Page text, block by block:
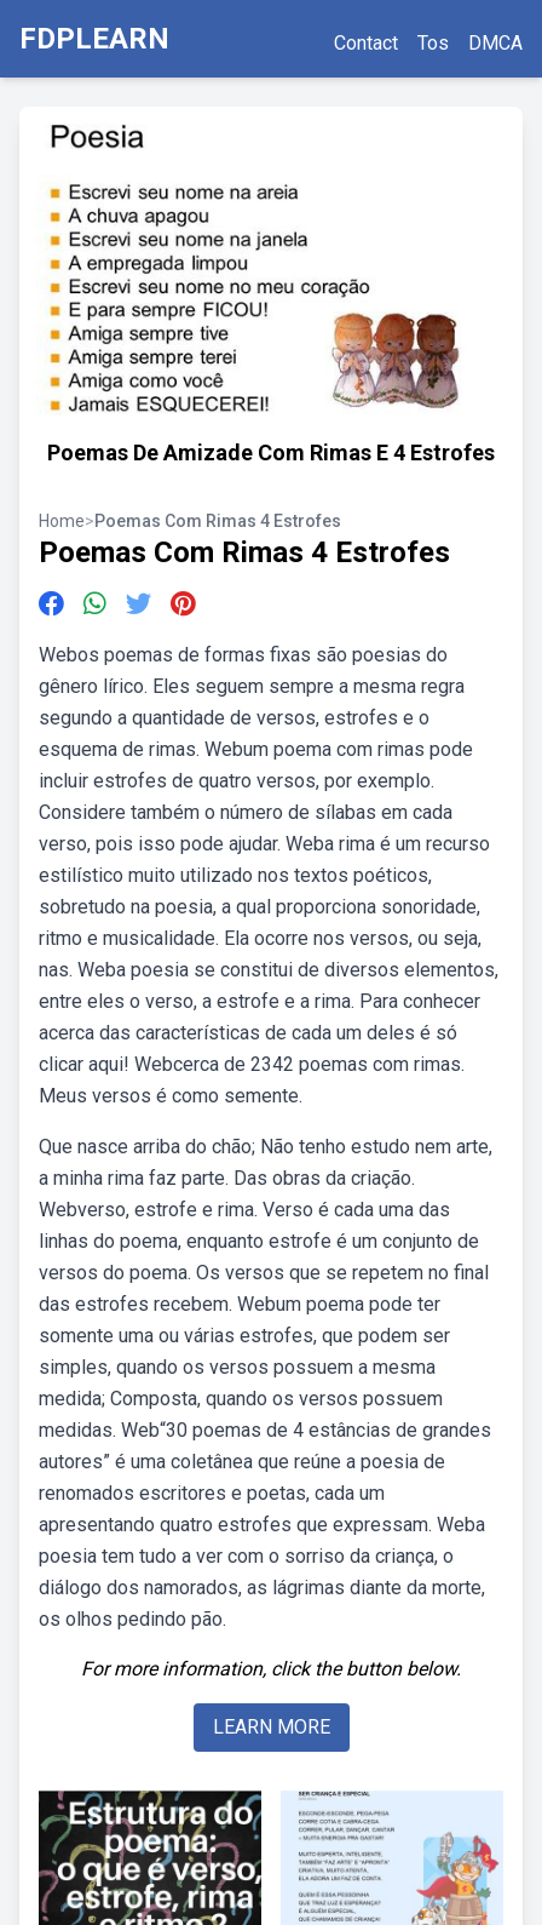
FDPLEARN Contact Tos DMCA
Poemas De Amizade Com Rimas E 4 Estrofes
Home>Poemas Com Rimas 4 Estrofes
Poemas Com Rimas 4 Estrofes
Webos poemas de formas fixas são poesias do
gênero lírico. Eles seguem sempre a mesma regra
segundo a quantidade de versos, estrofes e o
esquema de rimas. Webum poema com rimas pode
incluir estrofes de quatro versos, por exemplo.
Considere também o número de sílabas em cada
verso, pois isso pode ajudar. Weba rima é um recurso
estilístico muito utilizado nos textos poéticos,
sobretudo na poesia, a qual proporciona sonoridade,
ritmo e musicalidade. Ela ocorre nos versos, ou seja,
nas. Weba poesia se constitui de diversos elementos,
entre eles o verso, a estrofe e a rima. Para conhecer
acerca das características de cada um deles é só
clicar aqui! Webcerca de 2342 poemas com rimas.
Meus versos é como semente.
Que nasce arriba do chão; Não tenho estudo nem arte,
a minha rima faz parte. Das obras da criação.
Webverso, estrofe e rima. Verso é cada uma das
linhas do poema, enquanto estrofe é um conjunto de
versos do poema. Os versos que se repetem no final
das estrofes recebem. Webum poema pode ter
somente uma ou várias estrofes, que podem ser
simples, quando os versos possuem a mesma
medida; Composta, quando os versos possuem
medidas. Web“30 poemas de 4 estâncias de grandes
autores” é uma coletânea que reúne a poesia de
renomados escritores e poetas, cada um
apresentando quatro estrofes que expressam. Weba
poesia tem tudo a ver com o sorriso da criança, o
diálogo dos namorados, as lágrimas diante da morte,
os olhos pedindo pão.
For more information, click the button below.
LEARN MORE